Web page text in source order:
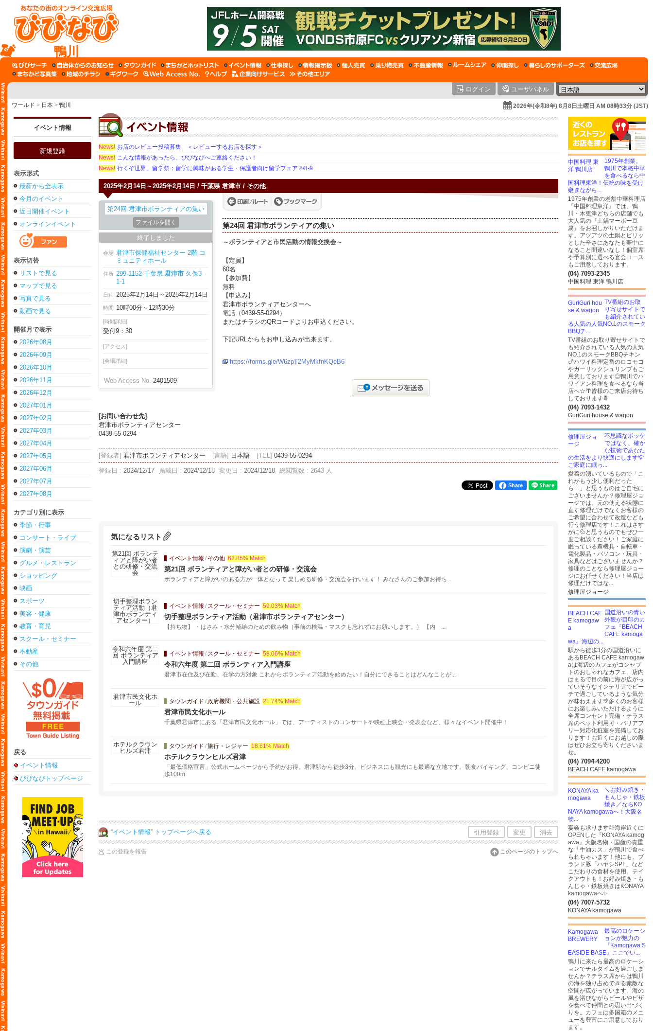
鴨川
ログイン ユーザパネル
ワールド > 日本 > 鴨川 2026年(令和8年) 8月8日土曜日 AM 08時33分 (JST)
イベント情報
新規登録
表示形式
最新から全表示
今月のイベント
近日開催イベント
オンラインイベント
表示切替
リストで見る
マップで見る
写真で見る
動画で見る
開催月で表示
2026年08月
2026年09月
2026年10月
2026年11月
2026年12月
2027年01月
2027年02月
2027年03月
2027年04月
2027年05月
2027年06月
2027年07月
2027年08月
カテゴリ別に表示
季節・行事
コンサート・ライブ
演劇・演芸
グルメ・レストラン
ショッピング
映画
スポーツ
美容・健康
教育・育児
スクール・セミナー
不動産
その他
戻る
イベント情報
びびなびトップページ
News! お店のレビュー投稿募集 ＜レビューするお店を探す＞
News! こんな情報があったら、びびなびへご連絡ください！
News! 行くぞ世界。留学祭：留学に興味がある学生・保護者向け留学フェア 8/8-9
2025年2月14日～2025年2月14日 / 千葉県 君津市 / その他
ファイルを開く
終了しました
会場 君津市保健福祉センター 2階 コ
ミュニティホール
住所 299-1152 千葉県 君津市 久保3-
1-1
日程 2025年2月14日～2025年2月14日
時間 10時00分～12時30分
[時間詳細]
受付9：30
[アクセス]
[会場詳細]
Web Access No. 2401509
第24回 君津市ボランティアの集い
～ボランティアと市民活動の情報交換会～
【定員】
60名
【参加費】
無料
【申込み】
君津市ボランティアセンターへ
電話（0439-55-0294）
またはチラシのQRコードよりお申込ください。
下記URLからもお申し込みが出来ます。
https://forms.gle/W6zpT2MyMkfnKQeB6
[お問い合わせ先]
君津市ボランティアセンター
0439-55-0294
[登録者] 君津市ボランティアセンター [言語] 日本語 [TEL] 0439-55-0294
登録日 : 2024/12/17 掲載日 : 2024/12/18 変更日 : 2024/12/18 総閲覧数 : 2643 人
Share
気になるリスト
イベント情報 / その他 62.85% Match
第21回 ボランティアと障がい者との研修・交流会
ボランティアと障がいのある方が一体となって 楽しめる研修・交流会を行います！ みなさんのご参加お待ち...
イベント情報 / スクール・セミナー 59.03% Match
切手整理ボランティア活動（君津市ボランティアセンター）
【持ち物】 ・はさみ・水分補給のための飲み物（事前の検温・マスクも忘れずにお願いします。） 【内 ...
イベント情報 / スクール・セミナー 58.06% Match
令和六年度 第二回 ボランティア入門講座
君津市在住及び在勤、在学の方対象 これからボランティア活動を始めたい！自分にできることはどんなことが...
タウンガイド /政府機関・公共施設 21.74% Match
君津市民文化ホール
千葉県君津市にある「君津市民文化ホール」では、アーティストのコンサートや映画上映会・発表会など、様々なイベント開催中！
タウンガイド /旅行・レジャー 18.61% Match
ホテルクラウンヒルズ君津
「最低価格宣言」公式ホームページから予約がお得。君津駅から徒歩3分。ビジネスにも観光にも最適な立地です。朝食バイキング、コンビニ徒
歩100m
“イベント情報” トップページへ戻る 引用登録 変更 消去
この登録を報告 このページのトップへ
1975年創業。
鴨川で本格中華
を食べるなら中
国料理東洋！伝統の味を受け
継ぎながら...
1975年創業の老舗中華料理店
『中国料理東洋』では、鴨
川・木更津どちらの店舗でも
大人気の『土鍋マーボー豆
腐』をお召しがりいただけま
す。アツアツの土鍋とピリッ
とした辛さにあなたも夢中に
なること間違いなし！個室席
や予算別に選べる宴会コース
もご用意しております。
(04) 7093-2345
中国料理 東洋 鴨川店
TV番組のお取
り寄せサイトで
も紹介されてい
る人気の人気NO.1のスモーク
BBQチ...
TV番組のお取り寄せサイトで
も紹介されている人気の人気
NO.1のスモークBBQチキン
🍗ハワイ料理定番のロコモコ
やガーリックシュリンプもご
用意しております◎鴨川でハ
ワイアン料理を食べるなら当
店へ☆🌴皆様のご来店お待ち
しております🍍
(04) 7093-1432
GuriGuri house & wagon
不思議なポッケ
ではなく、確か
な技術であなた
の生活をより快適にします💡
ご家庭に眠っ...
愛着の湧いているもので「こ
れがもう少し便利だった
ら…」と思うものはご自宅に
ございませんか？修理屋ジョ
ージでは、元の使える状態に
直す修理だけでなくお客様の
ご希望に合わせて改造なども
行う修理店です！これはさす
がに💦と思うものでもぜひ一
度ご相談ください！ご家庭に
眠っている農機具・自転車・
電化製品・パソコン・玩具・
家具などはございませんか？
修理のことなら修理屋ジョー
ジにお任せください！当店は
修理だけではな...
修理屋ジョージ
国道沿いの青い
外観が目印のカ
フェ『BEACH
CAFE kamoga
wa』海辺の...
駅から徒歩3分の国道沿いに
あるBEACH CAFE kamogaw
aは海辺のカフェがコンセプ
トのおしゃれなカフェ。店内
はまるで目の前に海が広がっ
ていそうなインテリアでビー
チで過ごしているような気分
が味わえます🌴多くのお客様
にお楽しみいただけるように
全席コンセント完備・テラス
席のペット利用可・バリアフ
リー対応化粧室を完備してお
ります！お近くにお越しの際
はぜひお立ち寄りくださいま
せ。
(04) 7094-4200
BEACH CAFE kamogawa
＼お好み焼き・
もんじゃ・鉄板
焼き／ならKO
NAYA kamogawaへ！大阪名
物...
宴会も承ります◎海岸近くに
OPENした『KONAYA kamog
awa』大阪名物・国産の貴重
な「牛油カス」が鴨川で食べ
られちゃいます！他にも、ブ
ランド豚「ハヤシSPF」など
こだわりの食材を使用。テイ
クアウトも！お好み焼き・も
んじゃ・鉄板焼きはKONAYA
kamogawaへ✨
(04) 7007-5732
KONAYA kamogawa
最高のロケーシ
ョンが魅力の
『Kamogawa S
EASIDE BASE』ここでい...
鴨川に来たら最高のロケーシ
ョンでチルタイムを過ごしま
せんか？テラス席からは鴨川
の海を独り占めできる素敵な
空間が広がっています。海の
風を浴びながらビールやピザ
を食べて仲間との思い出づく
りを。カフェは多国籍のメニ
ューを豊富にご用意しており
ます。